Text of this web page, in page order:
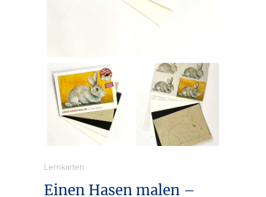
Lernkarten
Einen Hasen malen –